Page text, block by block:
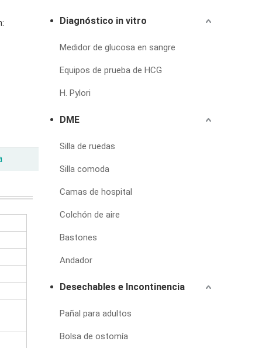
Diagnóstico in vitro
Medidor de glucosa en sangre
Equipos de prueba de HCG
H. Pylori
DME
Silla de ruedas
Silla comoda
Camas de hospital
Colchón de aire
Bastones
Andador
Desechables e Incontinencia
Pañal para adultos
Bolsa de ostomía